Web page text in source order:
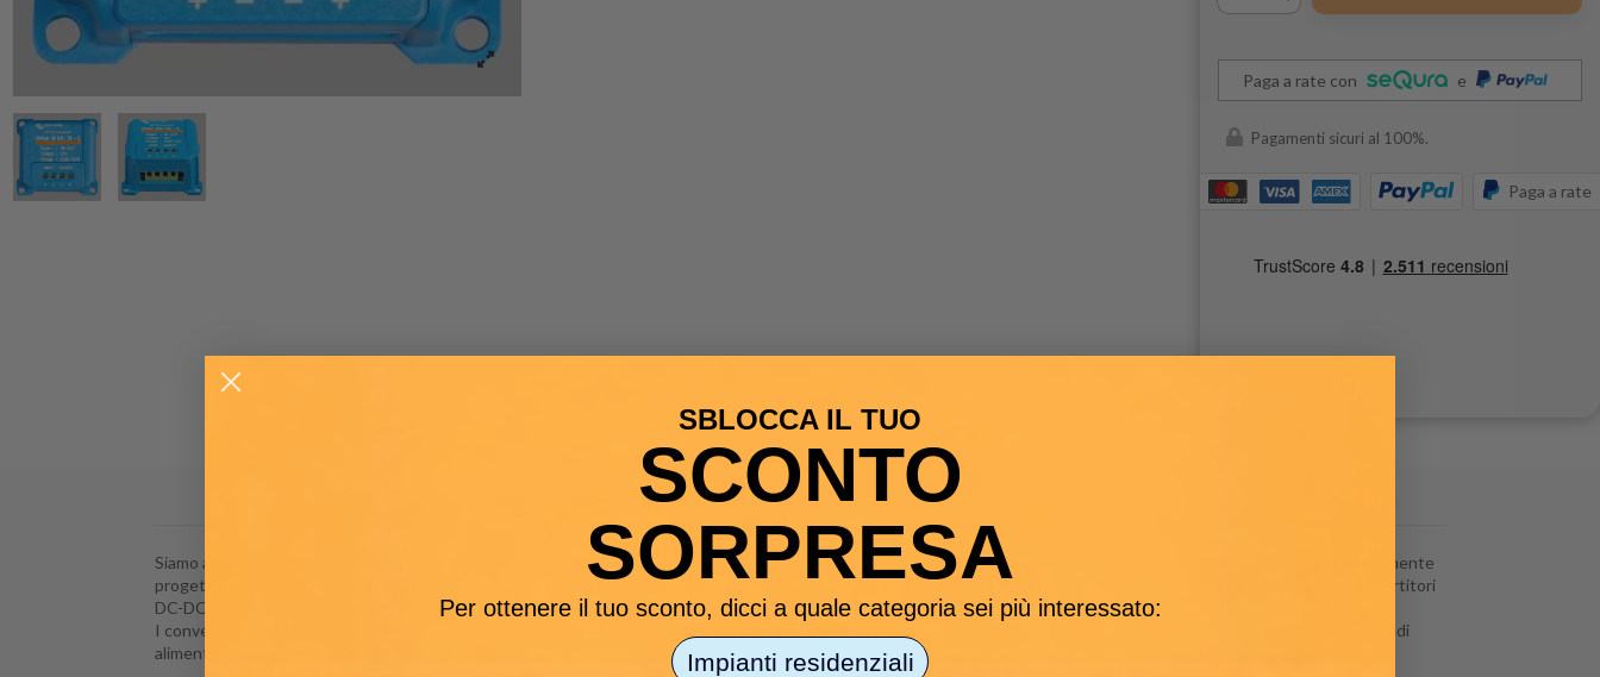
Paga a rate con e
Pagamenti sicuri al 100%.
Paga a rate
Descrizione Caratt. Tecniche About Victron
Siamo abituati ad avere a bordo un numero sempre maggiore di dispositivi elettrici ed elettronici alimentabili a bassa tensione. La maggior parte dei dispositivi è generalmente
progettata per funzionare a 12V e richiede quindi un convertitore DC-DC nei sistemi con pacchi batterie a 24V che fornisca una tensione di uscita stabile a 12V.
I convertitori
DC-DC della serie Orion sono caratterizzati da alta efficienza e massima sicurezza.
I convertitori DC-DC sono spesso necessari nei camion e nelle imbarcazioni più grandi, per convertire la tensione dell'impianto da 24V in una tensione a 12V e poter quindi
alimentare in sicurezza le apparecchiature a 12V DC
SBLOCCA IL TUO
SCONTO
SORPRESA
Per ottenere il tuo sconto, dicci a quale categoria sei più interessato:
Impianti residenziali